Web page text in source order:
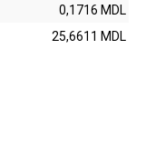
0,1716 MDL
25,6611 MDL